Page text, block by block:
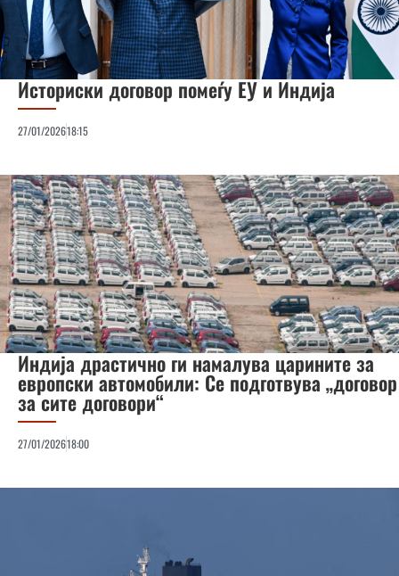
Историски договор помеѓу ЕУ и Индија
27/01/202618:15
Индија драстично ги намалува царините за
европски автомобили: Се подготвува „договор
за сите договори“
27/01/202618:00